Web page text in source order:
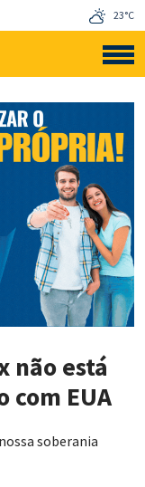
23°C
não está
com EUA
soberania